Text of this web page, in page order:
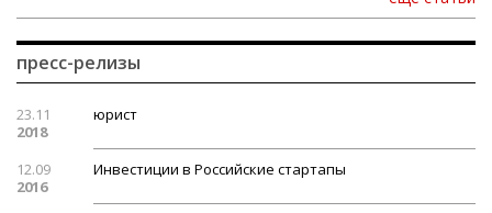
пресс-релизы
23.11
2018
юрист
12.09
2016
Инвестиции в Российские стартапы